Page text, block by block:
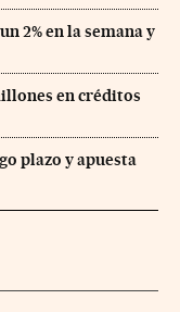
2% en la semana y
en créditos
plazo y apuesta